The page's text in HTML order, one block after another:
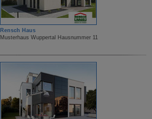
Rensch Haus
Musterhaus Wuppertal Hausnummer 11